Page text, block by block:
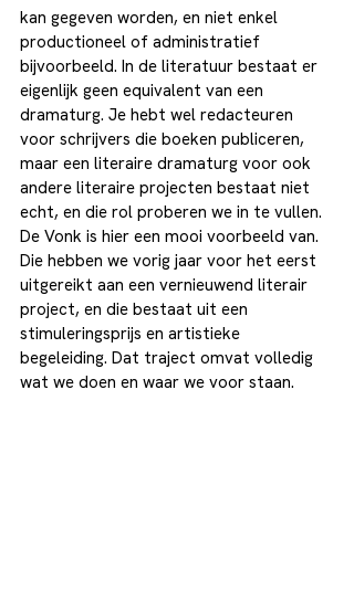
kan gegeven worden, en niet enkel
productioneel of administratief
bijvoorbeeld. In de literatuur bestaat er
eigenlijk geen equivalent van een
dramaturg. Je hebt wel redacteuren
voor schrijvers die boeken publiceren,
maar een literaire dramaturg voor ook
andere literaire projecten bestaat niet
echt, en die rol proberen we in te vullen.
De Vonk is hier een mooi voorbeeld van.
Die hebben we vorig jaar voor het eerst
uitgereikt aan een vernieuwend literair
project, en die bestaat uit een
stimuleringsprijs en artistieke
begeleiding. Dat traject omvat volledig
wat we doen en waar we voor staan.